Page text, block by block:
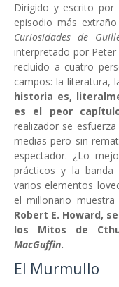
Dirigido y escrito por
episodio más
Curiosidades de
interpretado por
recluido a cuatro
campos: la literatura,
historia es,
es el peor
realizador se
medias pero sin
espectador. ¿Lo
prácticos y la
varios elementos
el millonario
Robert E. Howard,
los Mitos de
MacGuffin.
El Murmullo